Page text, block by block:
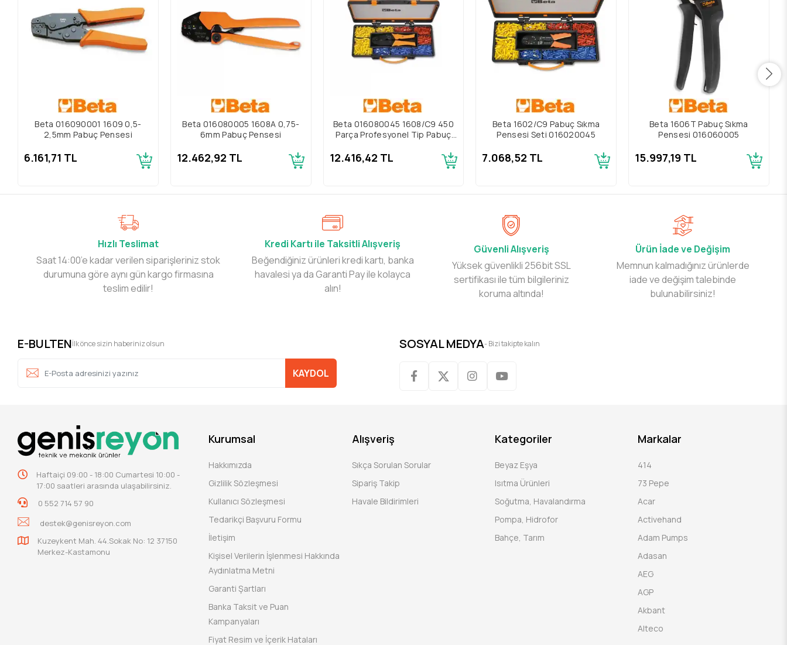
Beta 016090001 1609 0,5-
2,5mm Pabuç Pensesi
6.161,71 TL
Beta 016080005 1608A 0,75-
6mm Pabuç Pensesi
12.462,92 TL
Beta 016080045 1608/C9 450
Parça Profesyonel Tip Pabuç
12.416,42 TL
Beta 1602/C9 Pabuç Sıkma
Pensesi Seti 016020045
7.068,52 TL
Beta 1606T Pabuç Sıkma
Pensesi 016060005
15.997,19 TL
Hızlı Teslimat
Saat 14:00’e kadar verilen siparişleriniz stok
durumuna göre aynı gün kargo firmasına
teslim edilir!
Kredi Kartı ile Taksitli Alışveriş
Beğendiğiniz ürünleri kredi kartı, banka
havalesi ya da Garanti Pay ile kolayca
alın!
Güvenli Alışveriş
Yüksek güvenlikli 256bit SSL
sertifikası ile tüm bilgileriniz
koruma altında!
Ürün İade ve Değişim
Memnun kalmadığınız ürünlerde
iade ve değişim talebinde
bulunabilirsiniz!
E-BULTENİlk önce sizin haberiniz olsun
KAYDOL
SOSYAL MEDYA- Bizi takipte kalın
Haftaiçi 09:00 - 18:00 Cumartesi 10:00 -
17:00 saatleri arasında ulaşabilirsiniz.
0 552 714 57 90
destek@genisreyon.com
Kuzeykent Mah. 44.Sokak No: 12 37150
Merkez-Kastamonu
Kurumsal
Hakkımızda
Gizlilik Sözleşmesi
Kullanıcı Sözleşmesi
Tedarikçi Başvuru Formu
İletişim
Kişisel Verilerin İşlenmesi Hakkında
Aydınlatma Metni
Garanti Şartları
Banka Taksit ve Puan
Kampanyaları
Fiyat Resim ve İçerik Hataları
Alışveriş
Sıkça Sorulan Sorular
Sipariş Takip
Havale Bildirimleri
Kategoriler
Beyaz Eşya
Isıtma Ürünleri
Soğutma, Havalandırma
Pompa, Hidrofor
Bahçe, Tarım
Markalar
414
73 Pepe
Acar
Activehand
Adam Pumps
Adasan
AEG
AGP
Akbant
Alteco